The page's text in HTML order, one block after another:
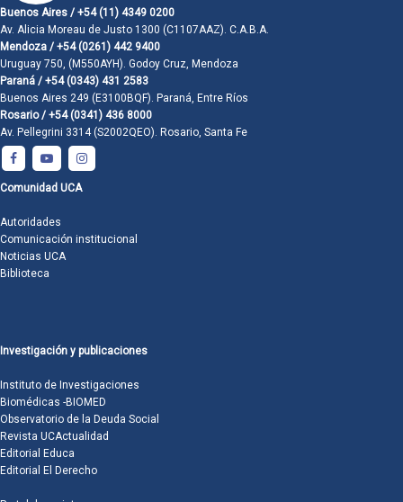
Buenos Aires / +54 (11) 4349 0200
Av. Alicia Moreau de Justo 1300 (C1107AAZ). C.A.B.A.
Mendoza / +54 (0261) 442 9400
Uruguay 750, (M550AYH). Godoy Cruz, Mendoza
Paraná / +54 (0343) 431 2583
Buenos Aires 249 (E3100BQF). Paraná, Entre Ríos
Rosario / +54 (0341) 436 8000
Av. Pellegrini 3314 (S2002QEO). Rosario, Santa Fe
Comunidad UCA
Autoridades
Comunicación institucional
Noticias UCA
Biblioteca
Investigación y publicaciones
Instituto de Investigaciones
Biomédicas -BIOMED
Observatorio de la Deuda Social
Revista UCActualidad
Editorial Educa
Editorial El Derecho